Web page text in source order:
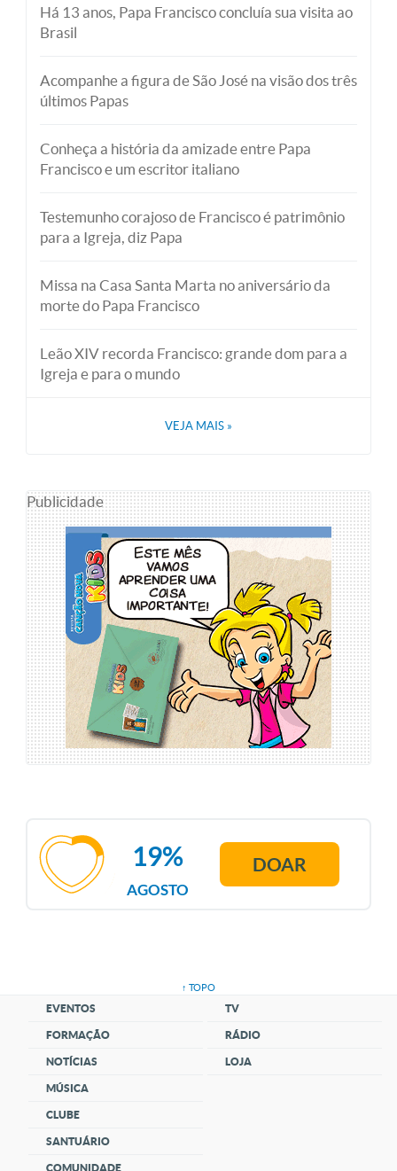
Há 13 anos, Papa Francisco concluía sua visita ao
Brasil
Acompanhe a figura de São José na visão dos três
últimos Papas
Conheça a história da amizade entre Papa
Francisco e um escritor italiano
Testemunho corajoso de Francisco é patrimônio
para a Igreja, diz Papa
Missa na Casa Santa Marta no aniversário da
morte do Papa Francisco
Leão XIV recorda Francisco: grande dom para a
Igreja e para o mundo
VEJA MAIS »
Publicidade
AGOSTO
19% DOAR
↑ TOPO
EVENTOS
FORMAÇÃO
NOTÍCIAS
MÚSICA
CLUBE
SANTUÁRIO
COMUNIDADE
TV
RÁDIO
LOJA